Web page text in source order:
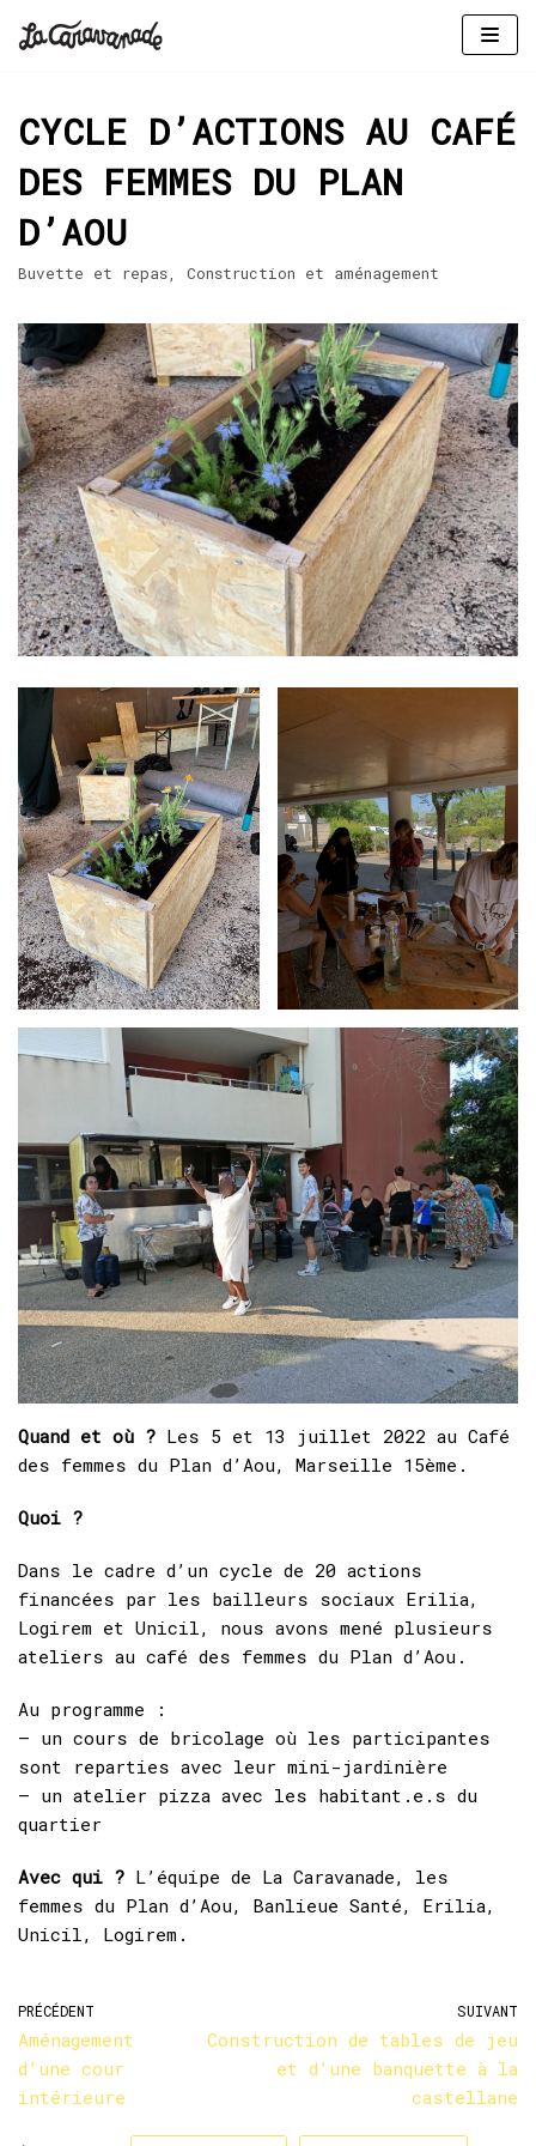
contenu
CYCLE D’ACTIONS AU CAFÉ
DES FEMMES DU PLAN
D’AOU
Buvette et repas Construction et aménagement
Quand et où ? Les 5 et 13 juillet 2022 au Café
des femmes du Plan d’Aou, Marseille 15ème.
Quoi ?
Dans le cadre d’un cycle de 20 actions
financées par les bailleurs sociaux Erilia,
Logirem et Unicil, nous avons mené plusieurs
ateliers au café des femmes du Plan d’Aou.
Au programme :
– un cours de bricolage où les participantes
sont reparties avec leur mini-jardinière
– un atelier pizza avec les habitant.e.s du
quartier
Avec qui ? L’équipe de La Caravanade, les
femmes du Plan d’Aou, Banlieue Santé, Erilia,
Unicil, Logirem.
PRÉCÉDENT
Aménagement
d’une cour
intérieure
SUIVANT
Construction de tables de jeu
et d’une banquette à la
castellane